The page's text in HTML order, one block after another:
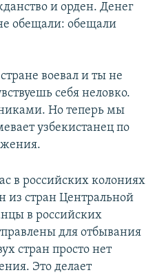
и орден. Денег
обещали: обещали
воевал и ты не
себя неловко.
Но теперь мы
узбекистанец по
в российских колониях
из стран Центральной
в российских
для отбывания
стран просто нет
Это делает